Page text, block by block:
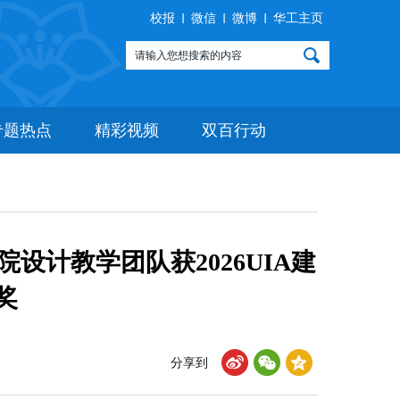
校报 微信 微博 华工主页
题热点 精彩视频 双百行动
设计教学团队获2026UIA建
分享到